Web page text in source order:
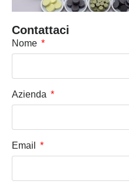
Contattaci
Nome
Azienda
Email